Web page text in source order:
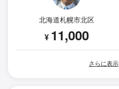
北海道札幌市北区
¥ 11,000
さらに表示